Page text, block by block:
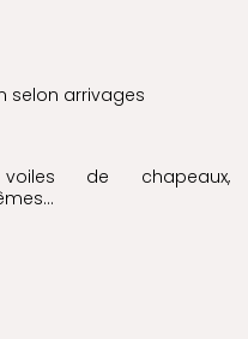
selon arrivages
voiles de chapeaux,